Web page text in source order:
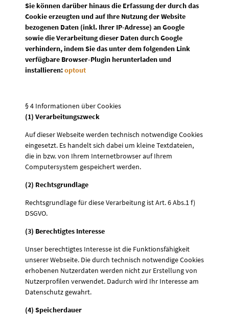
Sie können darüber hinaus die Erfassung der durch das
Cookie erzeugten und auf Ihre Nutzung der Website
bezogenen Daten (inkl. Ihrer IP-Adresse) an Google
sowie die Verarbeitung dieser Daten durch Google
verhindern, indem Sie das unter dem folgenden Link
verfügbare Browser-Plugin herunterladen und
installieren:optout
§ 4 Informationen über Cookies
(1) Verarbeitungszweck
Auf dieser Webseite werden technisch notwendige Cookies
eingesetzt. Es handelt sich dabei um kleine Textdateien,
die in bzw. von Ihrem Internetbrowser auf Ihrem
Computersystem gespeichert werden.
(2) Rechtsgrundlage
Rechtsgrundlage für diese Verarbeitung ist Art. 6 Abs.1 f)
DSGVO.
(3) Berechtigtes Interesse
Unser berechtigtes Interesse ist die Funktionsfähigkeit
unserer Webseite. Die durch technisch notwendige Cookies
erhobenen Nutzerdaten werden nicht zur Erstellung von
Nutzerprofilen verwendet. Dadurch wird Ihr Interesse am
Datenschutz gewahrt.
(4) Speicherdauer